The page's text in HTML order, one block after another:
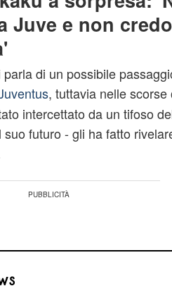
Juve e non
di un possibile
, tuttavia nelle scorse
intercettato da un tifoso
futuro - gli ha fatto